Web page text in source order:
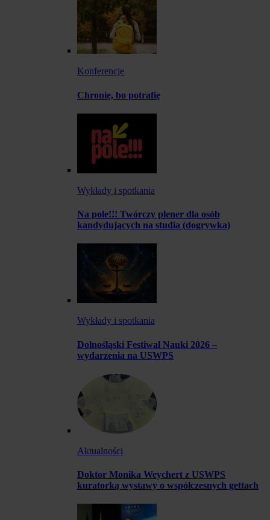
Konferencje
Chronię, bo potrafię
Wykłady i spotkania
Na pole!!! Twórczy plener dla osób
kandydujących na studia (dogrywka)
Wykłady i spotkania
Dolnośląski Festiwal Nauki 2026 –
wydarzenia na USWPS
Aktualności
Doktor Monika Weychert z USWPS
kuratorką wystawy o współczesnych gettach